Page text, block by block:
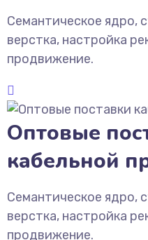
Семантическое ядро,
верстка, настройка
продвижение.
Оптовые
кабельной
Семантическое ядро,
верстка, настройка
продвижение.